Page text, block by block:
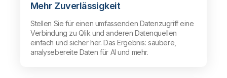
Mehr Zuverlässigkeit
Stellen Sie für einen umfassenden Datenzugriff eine
Verbindung zu Qlik und anderen Datenquellen
einfach und sicher her. Das Ergebnis: saubere,
analysebereite Daten für AI und mehr.